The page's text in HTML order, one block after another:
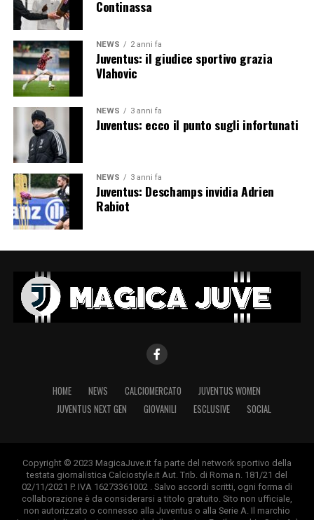
Continassa
NEWS 2 anni fa
Juventus: il giudice sportivo grazia
Vlahovic
NEWS 3 anni fa
Juventus: ecco il punto sugli infortunati
NEWS 3 anni fa
Juventus: Deschamps invidia Adrien
Rabiot
HOME NEWS CALCIOMERCATO
JUVENTUS WOMEN
JUVENTUS NEXT GEN
GIOVANILI ESCLUSIVE SOCIAL
Copyright © 2023 MagicaJuve.it fa parte del network sportivo della
testata giornalistica Calciostyle.it Aut. Trib. di Roma n. 181/21 del
02/11/2021 P. IVA 16273361002 . Salvo accordi scritti, ogni forma di
collaborazione è da considerarsi a titolo gratuito. Sito non ufficiale,
non autorizzato o connesso alla Juventus o alla Serie A. Il marchio